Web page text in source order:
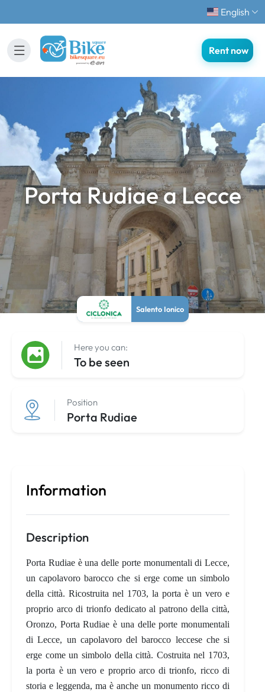
English
Rent now
Porta Rudiae a Lecce
Salento Ionico
Here you can:
To be seen
Position
Porta Rudiae
Information
Description
Porta Rudiae è una delle porte monumentali di Lecce,
un capolavoro barocco che si erge come un simbolo
della città. Ricostruita nel 1703, la porta è un vero e
proprio arco di trionfo dedicato al patrono della città,
Oronzo, Porta Rudiae è una delle porte monumentali
di Lecce, un capolavoro del barocco leccese che si
erge come un simbolo della città. Costruita nel 1703,
la porta è un vero e proprio arco di trionfo, ricco di
storia e leggenda, ma è anche un monumento ricco di